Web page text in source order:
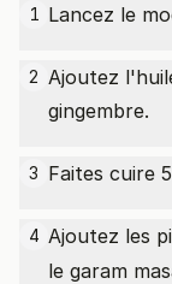
1 Lancez le
2 Ajoutez
gingembre.
3 Faites cuire
4 Ajoutez les
le garam